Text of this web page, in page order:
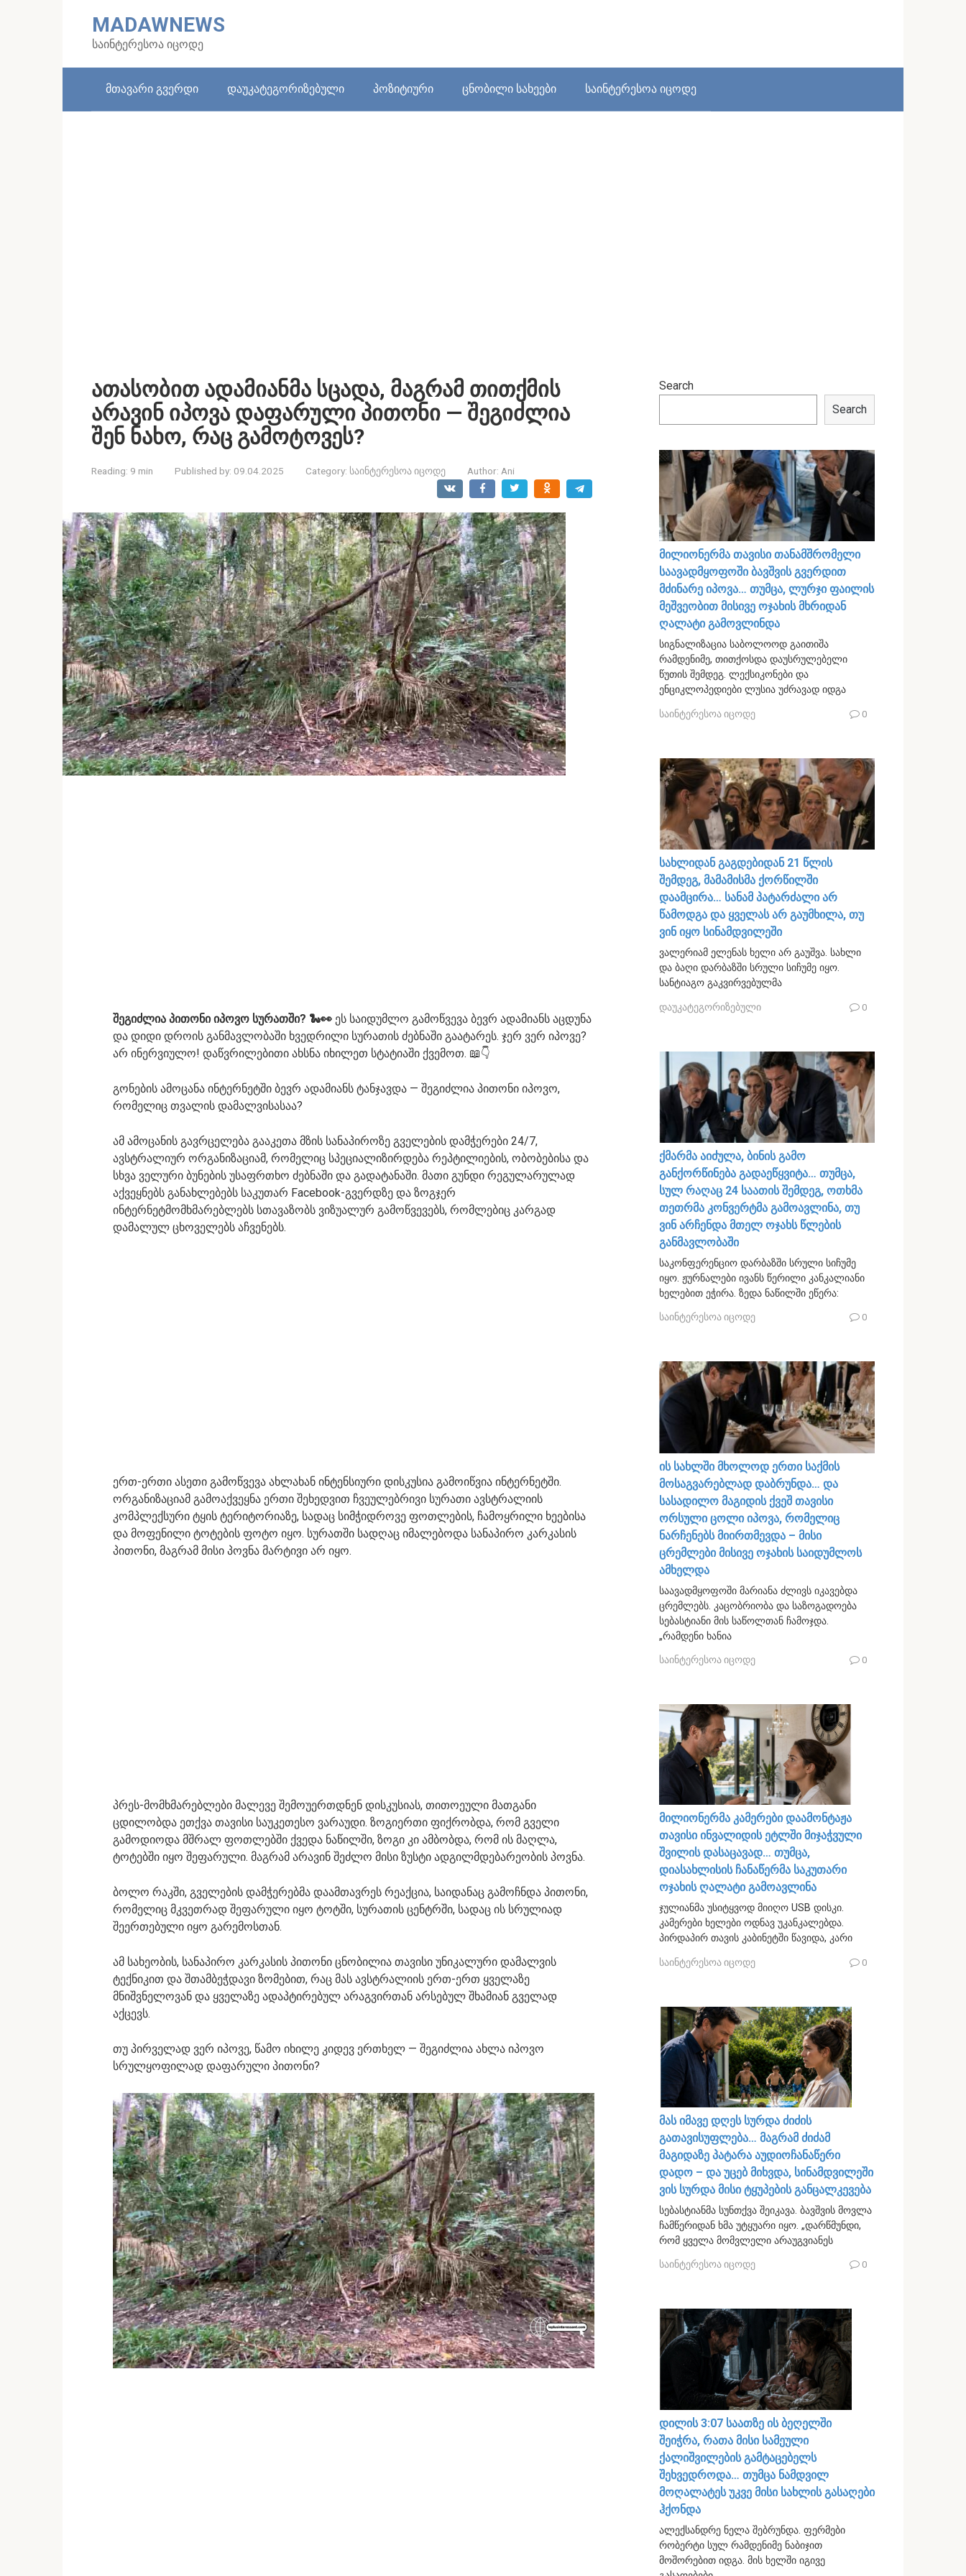
MADAWNEWS
საინტერესოა იცოდე
მთავარი გვერდი დაუკატეგორიზებული პოზიტიური ცნობილი სახეები საინტერესოა იცოდე
ათასობით ადამიანმა სცადა, მაგრამ თითქმის
არავინ იპოვა დაფარული პითონი — შეგიძლია
შენ ნახო, რაც გამოტოვეს?
Reading: 9 min Published by: 09.04.2025 Category: საინტერესოა იცოდე Author: Ani
შეგიძლია პითონი იპოვო სურათში? 🐍👀 ეს საიდუმლო გამოწვევა ბევრ ადამიანს აცდუნა
და დიდი დროის განმავლობაში ხვედრილი სურათის ძებნაში გაატარეს. ჯერ ვერ იპოვე?
არ ინერვიულო! დაწვრილებითი ახსნა იხილეთ სტატიაში ქვემოთ. 📖👇
გონების ამოცანა ინტერნეტში ბევრ ადამიანს ტანჯავდა — შეგიძლია პითონი იპოვო,
რომელიც თვალის დამალვისასაა?
ამ ამოცანის გავრცელება გააკეთა მზის სანაპიროზე გველების დამჭერები 24/7,
ავსტრალიურ ორგანიზაციამ, რომელიც სპეციალიზირდება რეპტილიების, ობობებისა და
სხვა ველური ბუნების უსაფრთხო ძებნაში და გადატანაში. მათი გუნდი რეგულარულად
აქვეყნებს განახლებებს საკუთარ Facebook-გვერდზე და ზოგჯერ
ინტერნეტმომხმარებლებს სთავაზობს ვიზუალურ გამოწვევებს, რომლებიც კარგად
დამალულ ცხოველებს აჩვენებს.
ერთ-ერთი ასეთი გამოწვევა ახლახან ინტენსიური დისკუსია გამოიწვია ინტერნეტში.
ორგანიზაციამ გამოაქვეყნა ერთი შეხედვით ჩვეულებრივი სურათი ავსტრალიის
კომპლექსური ტყის ტერიტორიაზე, სადაც სიმჭიდროვე ფოთლების, ჩამოყრილი ხეებისა
და მოფენილი ტოტების ფოტო იყო. სურათში სადღაც იმალებოდა სანაპირო კარკასის
პითონი, მაგრამ მისი პოვნა მარტივი არ იყო.
პრეს-მომხმარებლები მალევე შემოუერთდნენ დისკუსიას, თითოეული მათგანი
ცდილობდა ეთქვა თავისი საუკეთესო ვარაუდი. ზოგიერთი ფიქრობდა, რომ გველი
გამოდიოდა მშრალ ფოთლებში ქვედა ნაწილში, ზოგი კი ამბობდა, რომ ის მაღლა,
ტოტებში იყო შეფარული. მაგრამ არავინ შეძლო მისი ზუსტი ადგილმდებარეობის პოვნა.
ბოლო რაკში, გველების დამჭერებმა დაამთავრეს რეაქცია, საიდანაც გამოჩნდა პითონი,
რომელიც მკვეთრად შეფარული იყო ტოტში, სურათის ცენტრში, სადაც ის სრულიად
შეერთებული იყო გარემოსთან.
ამ სახეობის, სანაპირო კარკასის პითონი ცნობილია თავისი უნიკალური დამალვის
ტექნიკით და შთამბეჭდავი ზომებით, რაც მას ავსტრალიის ერთ-ერთ ყველაზე
მნიშვნელოვან და ყველაზე ადაპტირებულ არაგვირთან არსებულ შხამიან გველად
აქცევს.
თუ პირველად ვერ იპოვე, წამო იხილე კიდევ ერთხელ — შეგიძლია ახლა იპოვო
სრულყოფილად დაფარული პითონი?
Search
Search
მილიონერმა თავისი თანამშრომელი
საავადმყოფოში ბავშვის გვერდით
მძინარე იპოვა… თუმცა, ლურჯი ფაილის
მეშვეობით მისივე ოჯახის მხრიდან
ღალატი გამოვლინდა
სიგნალიზაცია საბოლოოდ გაითიშა
რამდენიმე, თითქოსდა დაუსრულებელი
წუთის შემდეგ. ლექსიკონები და
ენციკლოპედიები ლუსია უძრავად იდგა
საინტერესოა იცოდე 0
სახლიდან გაგდებიდან 21 წლის
შემდეგ, მამამისმა ქორწილში
დაამცირა… სანამ პატარძალი არ
წამოდგა და ყველას არ გაუმხილა, თუ
ვინ იყო სინამდვილეში
ვალერიამ ელენას ხელი არ გაუშვა. სახლი
და ბაღი დარბაზში სრული სიჩუმე იყო.
სანტიაგო გაკვირვებულმა
დაუკატეგორიზებული 0
ქმარმა აიძულა, ბინის გამო
განქორწინება გადაეწყვიტა… თუმცა,
სულ რაღაც 24 საათის შემდეგ, ოთხმა
თეთრმა კონვერტმა გამოავლინა, თუ
ვინ არჩენდა მთელ ოჯახს წლების
განმავლობაში
საკონფერენციო დარბაზში სრული სიჩუმე
იყო. ჟურნალები ივანს წერილი კანკალიანი
ხელებით ეჭირა. ზედა ნაწილში ეწერა:
საინტერესოა იცოდე 0
ის სახლში მხოლოდ ერთი საქმის
მოსაგვარებლად დაბრუნდა… და
სასადილო მაგიდის ქვეშ თავისი
ორსული ცოლი იპოვა, რომელიც
ნარჩენებს მიირთმევდა – მისი
ცრემლები მისივე ოჯახის საიდუმლოს
ამხელდა
საავადმყოფოში მარიანა ძლივს იკავებდა
ცრემლებს. კაცობრიობა და საზოგადოება
სებასტიანი მის საწოლთან ჩამოჯდა.
„რამდენი ხანია
საინტერესოა იცოდე 0
მილიონერმა კამერები დაამონტაჟა
თავისი ინვალიდის ეტლში მიჯაჭვული
შვილის დასაცავად… თუმცა,
დიასახლისის ჩანაწერმა საკუთარი
ოჯახის ღალატი გამოავლინა
ჯულიანმა უსიტყვოდ მიიღო USB დისკი.
კამერები ხელები ოდნავ უკანკალებდა.
პირდაპირ თავის კაბინეტში წავიდა, კარი
საინტერესოა იცოდე 0
მას იმავე დღეს სურდა ძიძის
გათავისუფლება… მაგრამ ძიძამ
მაგიდაზე პატარა აუდიოჩანაწერი
დადო – და უცებ მიხვდა, სინამდვილეში
ვის სურდა მისი ტყუპების განცალკევება
სებასტიანმა სუნთქვა შეიკავა. ბავშვის მოვლა
ჩამწერიდან ხმა უტყუარი იყო. „დარწმუნდი,
რომ ყველა მომვლელი არაუგვიანეს
საინტერესოა იცოდე 0
დილის 3:07 საათზე ის ბეღელში
შეიჭრა, რათა მისი სამეული
ქალიშვილების გამტაცებელს
შეხვედროდა… თუმცა ნამდვილ
მოღალატეს უკვე მისი სახლის გასაღები
ჰქონდა
ალექსანდრე ნელა შებრუნდა. ფერმები
რობერტი სულ რამდენიმე ნაბიჯით
მოშორებით იდგა. მის ხელში იგივე